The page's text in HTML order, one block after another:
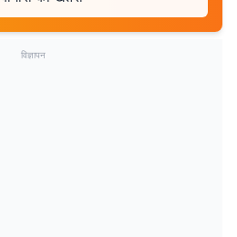
विज्ञापन